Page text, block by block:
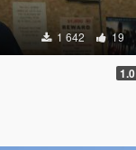
1 642 19
1.0